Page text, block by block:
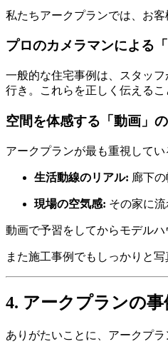
私たちアークプランでは、お
プロのカメラマンによる
一般的な住宅事例は、スタッ
行き。これらを正しく伝える
空間を体感する「動画」
アークプランが最も重視して
生活動線のリアル: 廊下
現場の空気感: その家に
動画で予習をしてからモデル
また施工事例でもしっかりと写
4. アークプランの事
ありがたいことに、アークプ